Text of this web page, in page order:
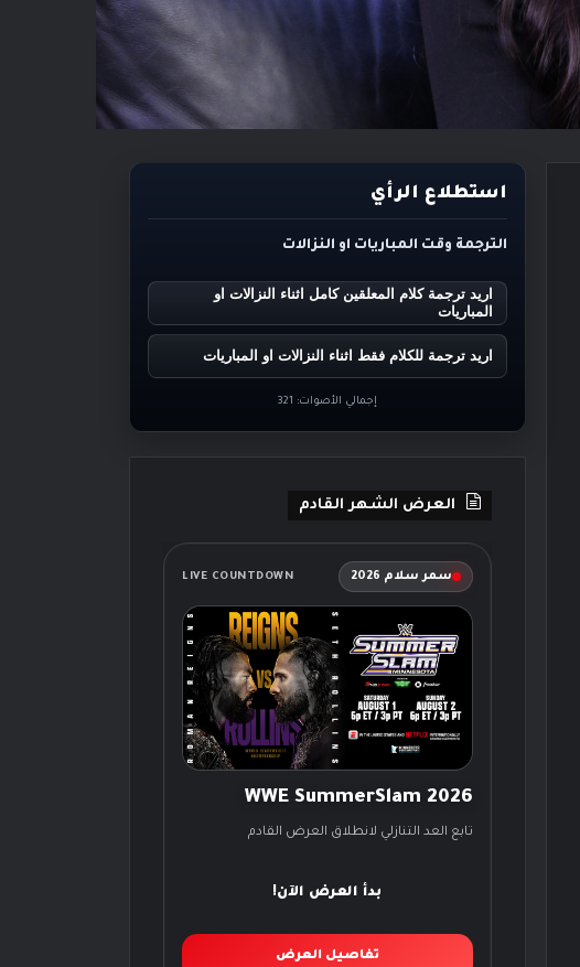
استطلاع الرأي
الترجمة وقت المباريات او النزالات
اريد ترجمة كلام المعلقين كامل اثناء النزالات او
المباريات
اريد ترجمة للكلام فقط اثناء النزالات او المباريات
إجمالي الأصوات: 321
العرض الشهر القادم
سمر سلام 2026 LIVE COUNTDOWN
WWE SummerSlam 2026
تابع العد التنازلي لانطلاق العرض القادم
بدأ العرض الآن!
تفاصيل العرض